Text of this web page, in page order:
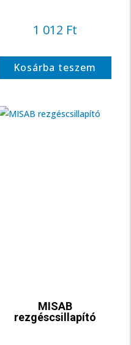
1 012 Ft
Kosárba teszem
MISAB
rezgéscsillapító